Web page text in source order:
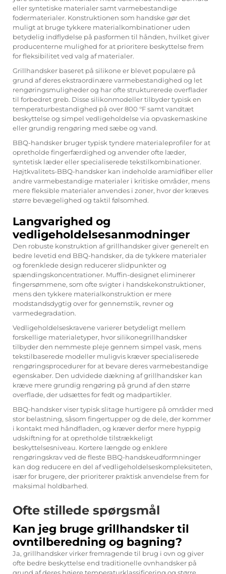
eller syntetiske materialer samt varmebestandige
fodermaterialer. Konstruktionen som handske gør det
muligt at bruge tykkere materialkombinationer uden
betydelig indflydelse på pasformen til hånden, hvilket giver
producenterne mulighed for at prioritere beskyttelse frem
for fleksibilitet ved valg af materialer.
Grillhandsker baseret på silikone er blevet populære på
grund af deres ekstraordinære varmebestandighed og let
rengøringsmuligheder og har ofte strukturerede overflader
til forbedret greb. Disse silikonmodeller tilbyder typisk en
temperaturbestandighed på over 800 °F samt vandtæt
beskyttelse og simpel vedligeholdelse via opvaskemaskine
eller grundig rengøring med sæbe og vand.
BBQ-handsker bruger typisk tyndere materialeprofiler for at
opretholde fingerfærdighed og anvender ofte læder,
syntetisk læder eller specialiserede tekstilkombinationer.
Højtkvalitets-BBQ-handsker kan indeholde aramidfiber eller
andre varmebestandige materialer i kritiske områder, mens
mere fleksible materialer anvendes i zoner, hvor der kræves
større bevægelighed og taktil følsomhed.
Langvarighed og
vedligeholdelsesanmodninger
Den robuste konstruktion af grillhandsker giver generelt en
bedre levetid end BBQ-handsker, da de tykkere materialer
og forenklede design reducerer slidpunkter og
spændingskoncentrationer. Muffin-designet eliminerer
fingersømmene, som ofte svigter i handskekonstruktioner,
mens den tykkere materialkonstruktion er mere
modstandsdygtig over for gennemstik, revner og
varmedegradation.
Vedligeholdelseskravene varierer betydeligt mellem
forskellige materialetyper, hvor silikonegrillhandsker
tilbyder den nemmeste pleje gennem simpel vask, mens
tekstilbaserede modeller muligvis kræver specialiserede
rengøringsprocedurer for at bevare deres varmebestandige
egenskaber. Den udvidede dækning af grillhandsker kan
kræve mere grundig rengøring på grund af den større
overflade, der udsættes for fedt og madpartikler.
BBQ-handsker viser typisk slitage hurtigere på områder med
stor belastning, såsom fingertupper og de dele, der kommer
i kontakt med håndfladen, og kræver derfor mere hyppig
udskiftning for at opretholde tilstrækkeligt
beskyttelsesniveau. Kortere længde og enklere
rengøringskrav ved de fleste BBQ-handskeudformninger
kan dog reducere en del af vedligeholdelseskompleksiteten,
især for brugere, der prioriterer praktisk anvendelse frem for
maksimal holdbarhed.
Ofte stillede spørgsmål
Kan jeg bruge grillhandsker til
ovntilberedning og bagning?
Ja, grillhandsker virker fremragende til brug i ovn og giver
ofte bedre beskyttelse end traditionelle ovnhandsker på